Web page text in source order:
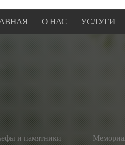
О НАС УСЛУГИ
и памятники